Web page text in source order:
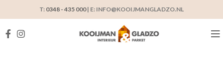
T: 0348 - 435 000| E: INFO@KOOIJMANGLADZO.NL